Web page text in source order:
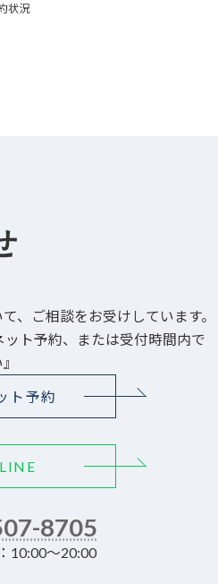
状況
、ご相談をお受けしています。
ト予約、または受付時間内で
ト予約
LINE
8705
10:00～20:00